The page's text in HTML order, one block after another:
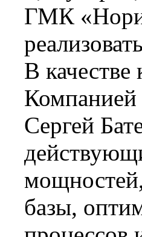
ГМК
В
Компанией
Сергей
базы,